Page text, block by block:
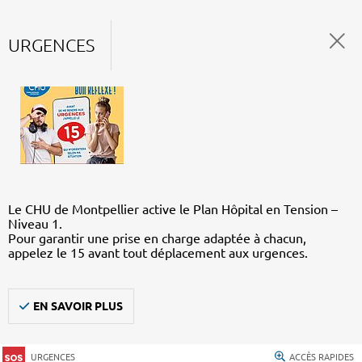
URGENCES
Le CHU de Montpellier active le Plan Hôpital en Tension –
Niveau 1.
Pour garantir une prise en charge adaptée à chacun,
appelez le 15 avant tout déplacement aux urgences.
EN SAVOIR PLUS
URGENCES ACCÈS RAPIDES